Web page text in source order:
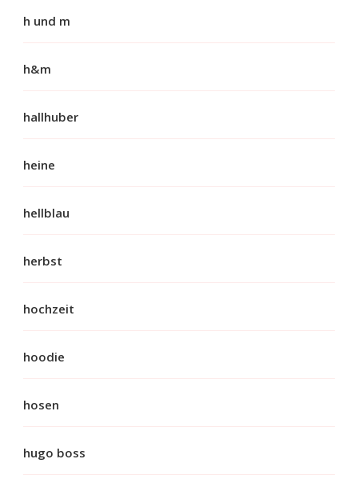
h und m
h&m
hallhuber
heine
hellblau
herbst
hochzeit
hoodie
hosen
hugo boss